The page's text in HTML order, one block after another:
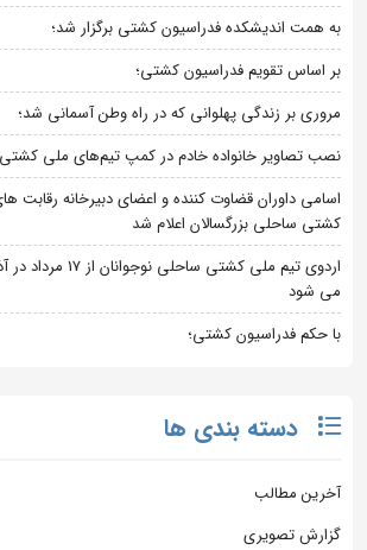
به همت اندیشکده فدراسیون کشتی برگزار شد؛
بر اساس تقویم فدراسیون کشتی؛
مروری بر زندگی پهلوانی که در راه وطن آسمانی شد؛
نصب تصاویر خانواده خادم در کمپ تیم‌های ملی
اسامی داوران قضاوت کننده و اعضای دبیرخانه رقابت
کشتی ساحلی بزرگسالان اعلام شد
اردوی تیم ملی کشتی
می شود
با حکم فدراسیون کشتی؛
دسته بندی ها
آخرین مطالب
گزارش تصویری